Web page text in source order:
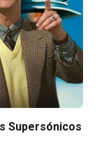
Supersónicos